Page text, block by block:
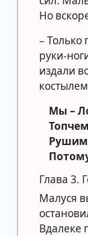
Но
– Только
руки-
издали
Мы –
Рушим
Глава 3.
Малуся
Вдалеке